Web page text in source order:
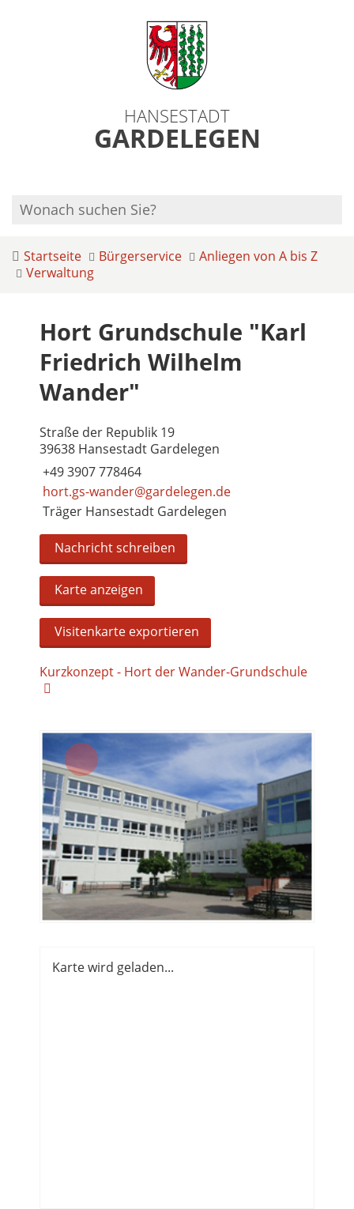
HANSESTADT
GARDELEGEN
Startseite Bürgerservice
Anliegen von A bis Z
Verwaltung
Hort Grundschule "Karl
Friedrich Wilhelm
Wander"
Straße der Republik 19
39638 Hansestadt Gardelegen
+49 3907 778464
hort.gs-wander@gardelegen.de
Träger Hansestadt Gardelegen
Nachricht schreiben
Karte anzeigen
Visitenkarte exportieren
Kurzkonzept - Hort der Wander-Grundschule
Karte wird geladen...